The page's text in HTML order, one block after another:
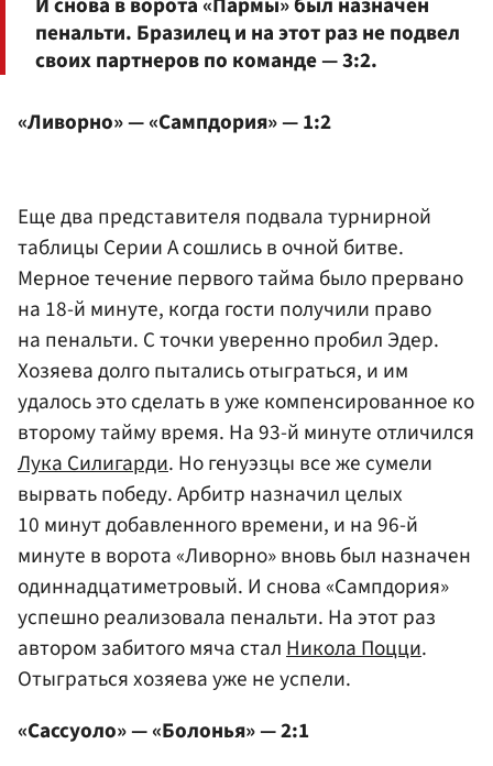
пенальти. Бразилец и на этот раз не подвел
своих партнеров по команде — 3:2.
«Ливорно» — «Сампдория» — 1:2
Еще два представителя подвала турнирной
таблицы Серии А сошлись в очной битве.
Мерное течение первого тайма было прервано
на 18-й минуте, когда гости получили право
на пенальти. С точки уверенно пробил Эдер.
Хозяева долго пытались отыграться, и им
удалось это сделать в уже компенсированное ко
второму тайму время. На 93-й минуте отличился
Лука Силигарди. Но генуэзцы все же сумели
вырвать победу. Арбитр назначил целых
10 минут добавленного времени, и на 96-й
минуте в ворота «Ливорно» вновь был назначен
одиннадцатиметровый. И снова «Сампдория»
успешно реализовала пенальти. На этот раз
автором забитого мяча сталНикола Поцци.
Отыграться хозяева уже не успели.
«Сассуоло» — «Болонья» — 2:1